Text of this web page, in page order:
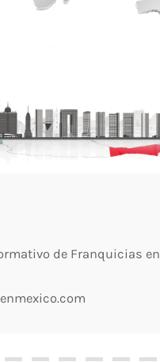
de Franquicias en